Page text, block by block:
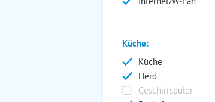
Küche:
Küche
Herd
Geschirrspüler